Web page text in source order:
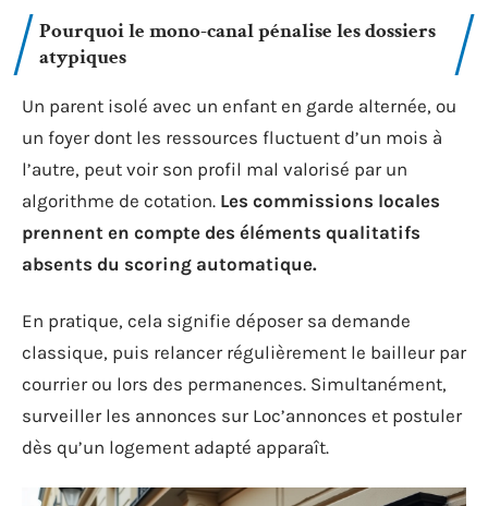
Pourquoi le mono-canal pénalise les dossiers
atypiques
Un parent isolé avec un enfant en garde alternée, ou
un foyer dont les ressources fluctuent d’un mois à
l’autre, peut voir son profil mal valorisé par un
algorithme de cotation. Les commissions locales
prennent en compte des éléments qualitatifs
absents du scoring automatique.
En pratique, cela signifie déposer sa demande
classique, puis relancer régulièrement le bailleur par
courrier ou lors des permanences. Simultanément,
surveiller les annonces sur Loc’annonces et postuler
dès qu’un logement adapté apparaît.